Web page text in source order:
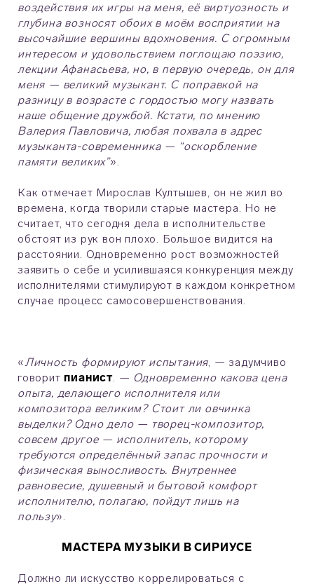
воздействия их игры на меня, её виртуозность и
глубина возносят обоих в моём восприятии на
высочайшие вершины вдохновения. С огромным
интересом и удовольствием поглощаю поэзию,
лекции Афанасьева, но, в первую очередь, он для
меня — великий музыкант. С поправкой на
разницу в возрасте с гордостью могу назвать
наше общение дружбой. Кстати, по мнению
Валерия Павловича, любая похвала в адрес
музыканта-современника — “оскорбление
памяти великих”».
Как отмечает Мирослав Култышев, он не жил во
времена, когда творили старые мастера. Но не
считает, что сегодня дела в исполнительстве
обстоят из рук вон плохо. Большое видится на
расстоянии. Одновременно рост возможностей
заявить о себе и усилившаяся конкуренция между
исполнителями стимулируют в каждом конкретном
случае процесс самосовершенствования.
«Личность формируют испытания, — задумчиво
говоритпианист. — Одновременно какова цена
опыта, делающего исполнителя или
композитора великим? Стоит ли овчинка
выделки? Одно дело — творец-композитор,
совсем другое — исполнитель, которому
требуются определённый запас прочности и
физическая выносливость. Внутреннее
равновесие, душевный и бытовой комфорт
исполнителю, полагаю, пойдут лишь на
пользу».
МАСТЕРА МУЗЫКИ В СИРИУСЕ
Должно ли искусство коррелироваться с